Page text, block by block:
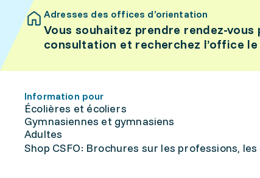
Adresses des offices d’orientation
Vous souhaitez prendre rendez-vous
consultation et recherchez l’office
Information pour
Écolières et écoliers
Gymnasiennes et gymnasiens
Adultes
Shop CSFO: Brochures sur les professions,